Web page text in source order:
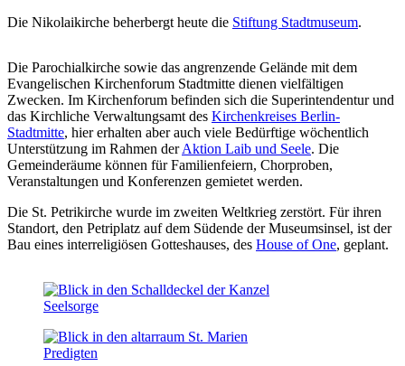
Die Nikolaikirche beherbergt heute die Stiftung Stadtmuseum.
Die Parochialkirche sowie das angrenzende Gelände mit dem
Evangelischen Kirchenforum Stadtmitte dienen vielfältigen
Zwecken. Im Kirchenforum befinden sich die Superintendentur und
das Kirchliche Verwaltungsamt des Kirchenkreises Berlin-
Stadtmitte, hier erhalten aber auch viele Bedürftige wöchentlich
Unterstützung im Rahmen derAktion Laib und Seele. Die
Gemeinderäume können für Familienfeiern, Chorproben,
Veranstaltungen und Konferenzen gemietet werden.
Die St. Petrikirche wurde im zweiten Weltkrieg zerstört. Für ihren
Standort, den Petriplatz auf dem Südende der Museumsinsel, ist der
Bau eines interreligiösen Gotteshauses, des House of One, geplant.
Seelsorge
Predigten